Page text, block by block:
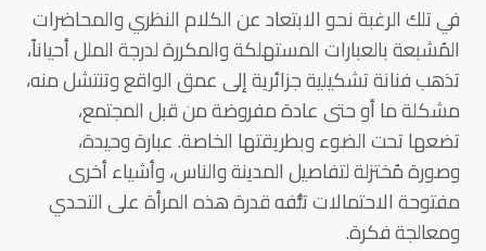
في تلك الرغبة نحو الابتعاد عن الكلام النظري والمحاضرات
المُشبعة بالعبارات المستهلكة والمكررة لدرجة الملل أحياناً،
تذهب فنانة تشكيلية جزائرية إلى عمق الواقع وتنتشل منه،
مشكلة ما أو حتى عادة مفروضة من قبل المجتمع،
تضعها تحت الضوء وبطريقتها الخاصة. عبارة وحيدة،
وصورة مُختزلة لتفاصيل المدينة والناس، وأشياء أخرى
مفتوحة الاحتمالات تلُّفه قدرة هذه المرأة على التحدي
ومعالجة فكرة.